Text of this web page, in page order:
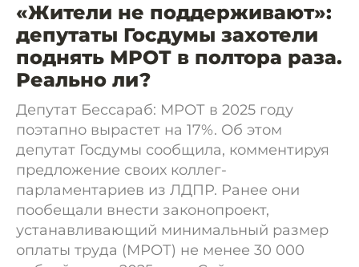
«Жители не поддерживают»:
депутаты Госдумы захотели
поднять МРОТ в полтора раза.
Реально ли?
Депутат Бессараб: МРОТ в 2025 году
поэтапно вырастет на 17%. Об этом
депутат Госдумы сообщила, комментируя
предложение своих коллег-
парламентариев из ЛДПР. Ранее они
пообещали внести законопроект,
устанавливающий минимальный размер
оплаты труда (МРОТ) не менее 30 000